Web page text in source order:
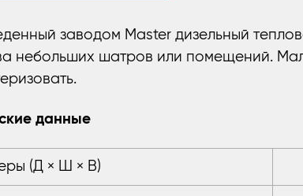
заводом Master дизельный
небольших шатров или помещений.
данные
(Д × Ш × В)